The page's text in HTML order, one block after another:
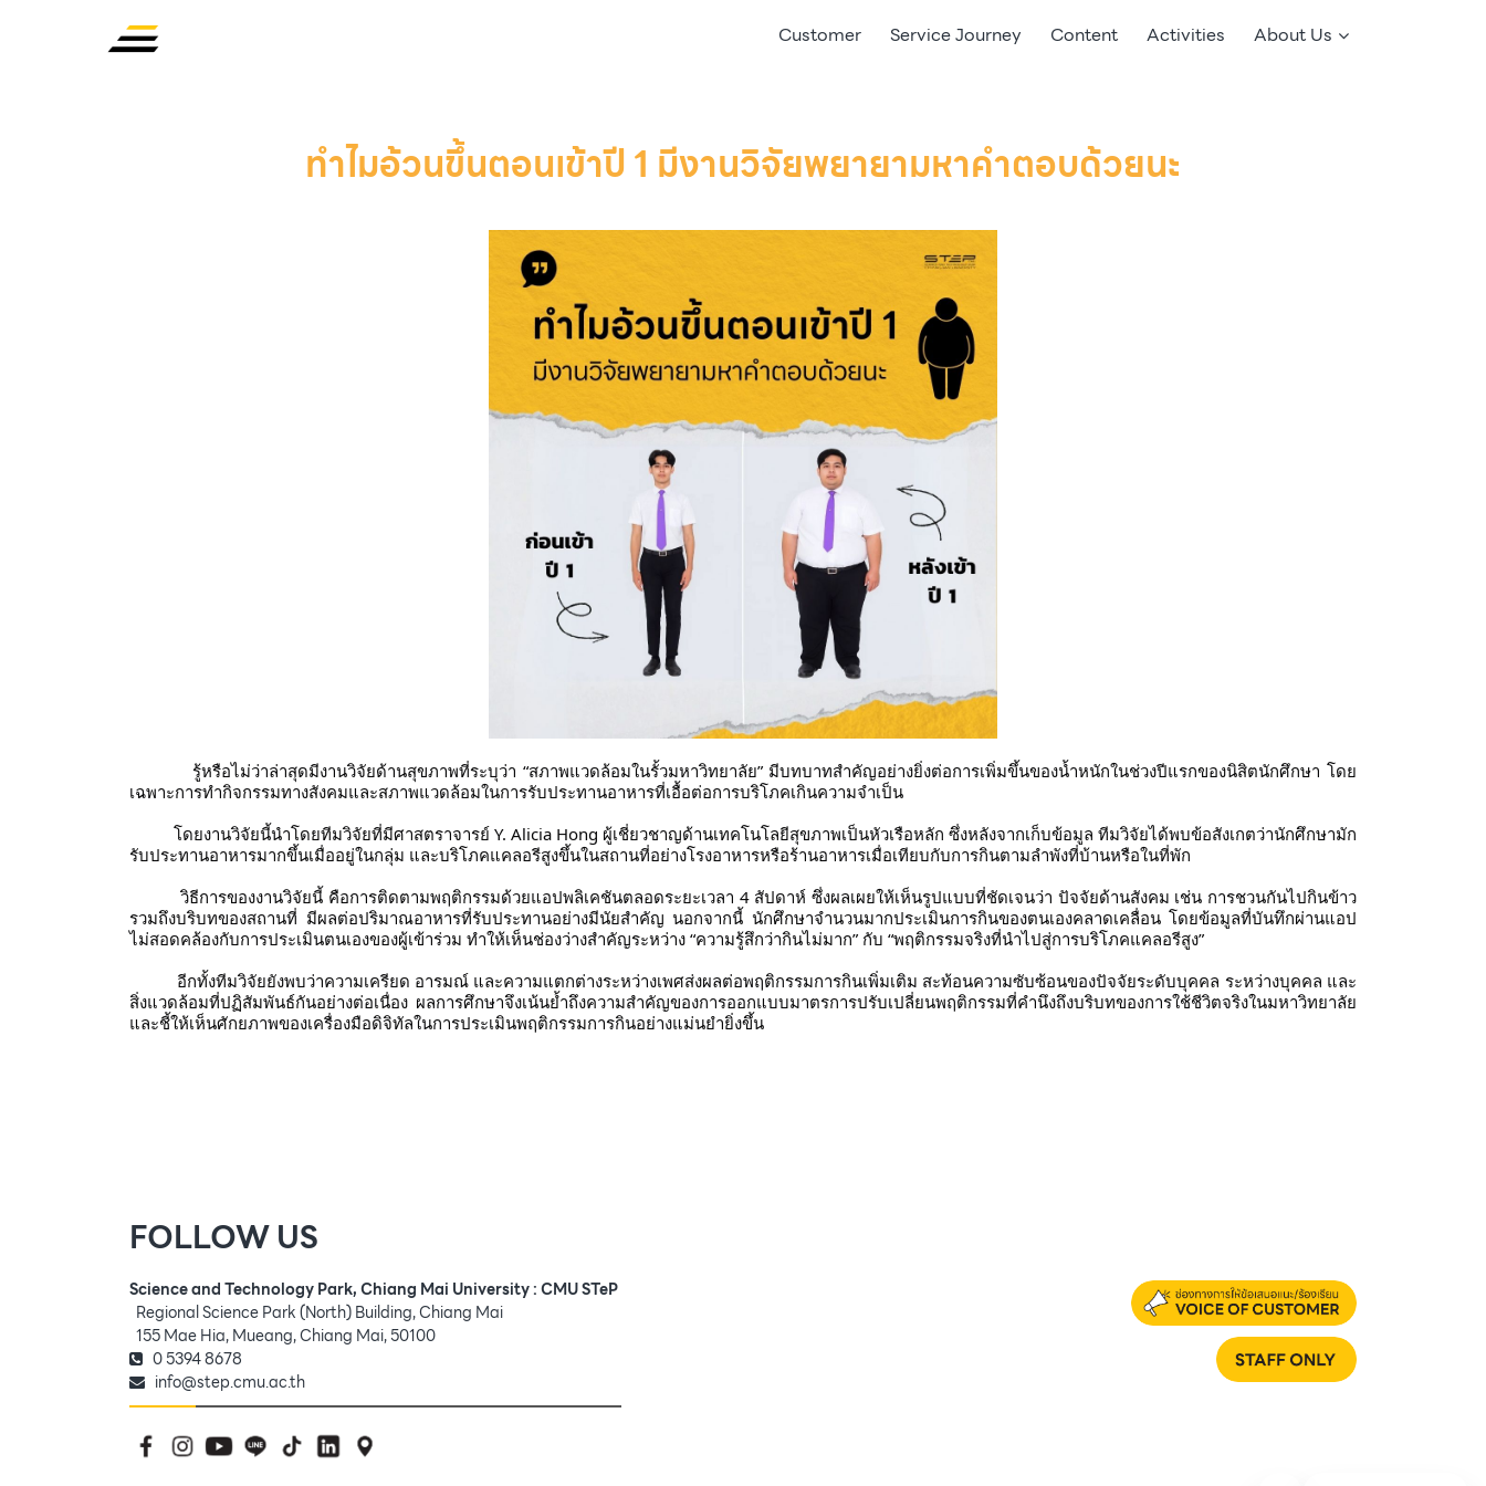
Customer Service Journey Content Activities About Us
ทำไมอ้วนขึ้นตอนเข้าปี 1 มีงานวิจัยพยายามหาคำตอบด้วยนะ
รู้หรือไม่ว่าล่าสุดมีงานวิจัยด้านสุขภาพที่ระบุว่า “สภาพแวดล้อมในรั้วมหาวิทยาลัย” มีบทบาทสำคัญอย่างยิ่งต่อการเพิ่มขึ้นของน้ำหนักในช่วงปีแรกของนิสิตนักศึกษา โดย
เฉพาะการทำกิจกรรมทางสังคมและสภาพแวดล้อมในการรับประทานอาหารที่เอื้อต่อการบริโภคเกินความจำเป็น
โดยงานวิจัยนี้นำโดยทีมวิจัยที่มีศาสตราจารย์ Y. Alicia Hong ผู้เชี่ยวชาญด้านเทคโนโลยีสุขภาพเป็นหัวเรือหลัก ซึ่งหลังจากเก็บข้อมูล ทีมวิจัยได้พบข้อสังเกตว่านักศึกษามัก
รับประทานอาหารมากขึ้นเมื่ออยู่ในกลุ่ม และบริโภคแคลอรีสูงขึ้นในสถานที่อย่างโรงอาหารหรือร้านอาหารเมื่อเทียบกับการกินตามลำพังที่บ้านหรือในที่พัก
วิธีการของงานวิจัยนี้ คือการติดตามพฤติกรรมด้วยแอปพลิเคชันตลอดระยะเวลา 4 สัปดาห์ ซึ่งผลเผยให้เห็นรูปแบบที่ชัดเจนว่า ปัจจัยด้านสังคม เช่น การชวนกันไปกินข้าว
รวมถึงบริบทของสถานที่ มีผลต่อปริมาณอาหารที่รับประทานอย่างมีนัยสำคัญ นอกจากนี้ นักศึกษาจำนวนมากประเมินการกินของตนเองคลาดเคลื่อน โดยข้อมูลที่บันทึกผ่านแอป
ไม่สอดคล้องกับการประเมินตนเองของผู้เข้าร่วม ทำให้เห็นช่องว่างสำคัญระหว่าง “ความรู้สึกว่ากินไม่มาก” กับ “พฤติกรรมจริงที่นำไปสู่การบริโภคแคลอรีสูง”
อีกทั้งทีมวิจัยยังพบว่าความเครียด อารมณ์ และความแตกต่างระหว่างเพศส่งผลต่อพฤติกรรมการกินเพิ่มเติม สะท้อนความซับซ้อนของปัจจัยระดับบุคคล ระหว่างบุคคล และ
สิ่งแวดล้อมที่ปฏิสัมพันธ์กันอย่างต่อเนื่อง ผลการศึกษาจึงเน้นย้ำถึงความสำคัญของการออกแบบมาตรการปรับเปลี่ยนพฤติกรรมที่คำนึงถึงบริบทของการใช้ชีวิตจริงในมหาวิทยาลัย
และชี้ให้เห็นศักยภาพของเครื่องมือดิจิทัลในการประเมินพฤติกรรมการกินอย่างแม่นยำยิ่งขึ้น
FOLLOW US
Science and Technology Park, Chiang Mai University : CMU STeP
Regional Science Park (North) Building, Chiang Mai
155 Mae Hia, Mueang, Chiang Mai, 50100
0 5394 8678
info@step.cmu.ac.th